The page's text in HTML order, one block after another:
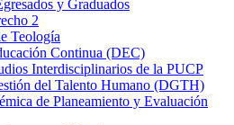
y Graduados
2
Teología
Continua (DEC)
Interdisciplinarios de la PUCP
del Talento Humano (DGTH)
de Planeamiento y Evaluación